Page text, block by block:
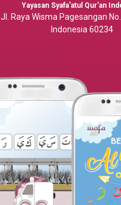
Yayasan Syafa'atul Qur'an
Jl. Raya Wisma Pagesangan
Indonesia 60234